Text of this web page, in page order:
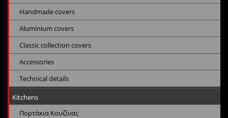
Handmade covers
Aluminium covers
Classic collection covers
Accessories
Technical details
Kitchens
Πορτάκια Κουζίνας